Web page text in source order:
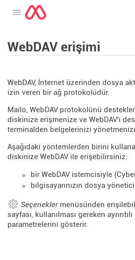
Menüyü aç
WebDAV erişimi
WebDAV, İnternet üzerinden dosya
izin veren bir ağ protokolüdür.
Mailo, WebDAV protokolünü
diskinize erişmenize ve WebDAV'ı
terminalden belgelerinizi
Aşağıdaki yöntemlerden birini
diskinize WebDAV ile erişebilirsiniz:
bir WebDAV istemcisiyle
bilgisayarınızın dosya
Seçeneklermenüsünden
sayfası, kullanılması gereken
parametrelerini gösterir.